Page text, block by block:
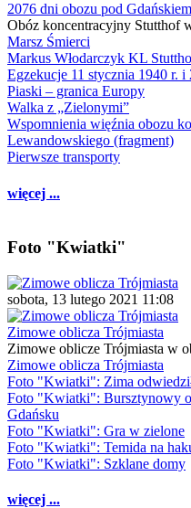
2076 dni obozu pod Gdańskiem
Obóz koncentracyjny Stutthof
Marsz Śmierci
Markus Włodarczyk KL
Egzekucje 11 stycznia 1940 r. i
Piaski – granica Europy
Walka z „Zielonymi”
Wspomnienia więźnia obozu
Lewandowskiego (fragment)
Pierwsze transporty
więcej ...
Foto "Kwiatki"
sobota, 13 lutego 2021 11:08
Zimowe oblicza Trójmiasta
Zimowe oblicze Trójmiasta w
Zimowe oblicza Trójmiasta
Foto "Kwiatki": Zima
Foto "Kwiatki": Bursztynowy
Gdańsku
Foto "Kwiatki": Gra w zielone
Foto "Kwiatki": Temida na
Foto "Kwiatki": Szklane domy
więcej ...